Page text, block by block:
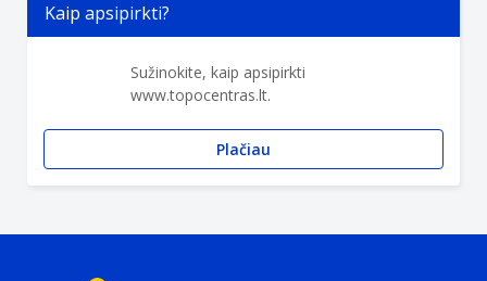
Kaip apsipirkti?
Sužinokite, kaip apsipirkti
www.topocentras.lt.
Plačiau